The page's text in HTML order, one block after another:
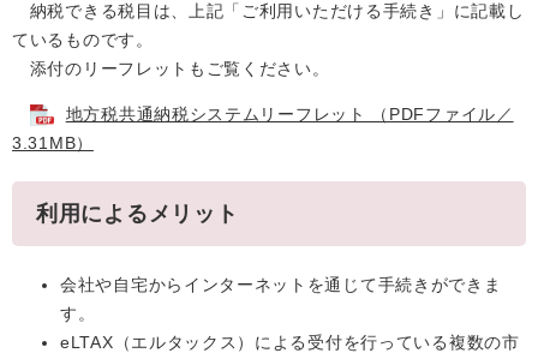
納税できる税目は、上記「ご利用いただける手続き」に記載し
ているものです。
添付のリーフレットもご覧ください。
地方税共通納税システムリーフレット （PDFファイル／
3.31MB）
利用によるメリット
会社や自宅からインターネットを通じて手続きができま
す。
eLTAX（エルタックス）による受付を行っている複数の市